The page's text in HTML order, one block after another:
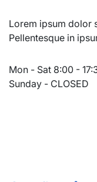
Lorem ipsum dolor
Pellentesque in
Mon - Sat 8:00 -
Sunday - CLOSED